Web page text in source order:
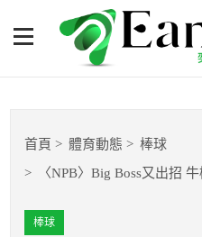
〈NPB〉Big
棚投手也要
籃球
首頁 體育動態 棒球
〈NPB〉Big Boss又出招
棒球